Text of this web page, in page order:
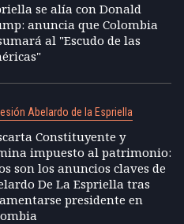
se alía con Donald
anuncia que Colombia
al "Escudo de las
Abelardo de la Espriella
Constituyente y
impuesto al patrimonio:
son los anuncios claves de
De La Espriella tras
presidente en